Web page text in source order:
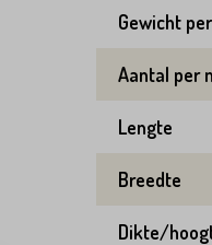
Gewicht
Aantal per
Lengte
Breedte
Dikte/